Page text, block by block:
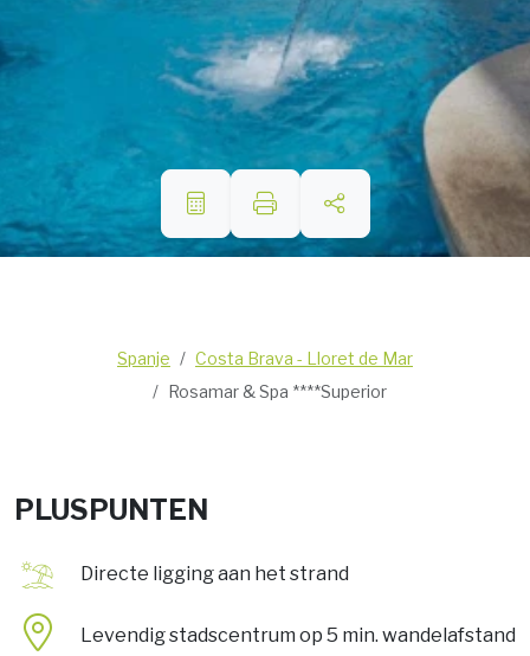
Spanje
Costa Brava - Lloret de Mar
Rosamar & Spa ****Superior
PLUSPUNTEN
Directe ligging aan het strand
Levendig stadscentrum op 5 min. wandelafstand